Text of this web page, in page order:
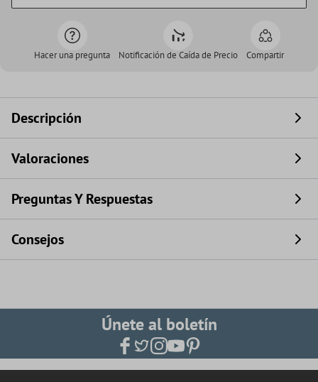
Hacer una pregunta Notificación de Caída de Precio Compartir
Descripción
Valoraciones
Preguntas Y Respuestas
Consejos
Únete al boletín